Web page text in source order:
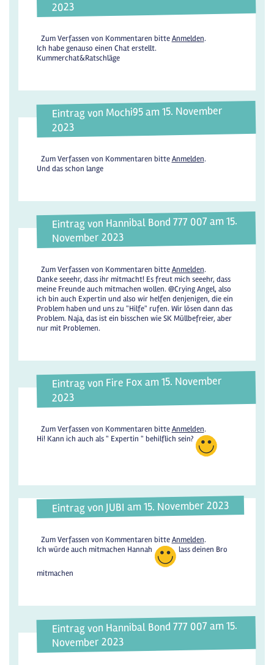
2023
Zum Verfassen von Kommentaren bitteAnmelden.
Ich habe genauso einen Chat erstellt.
Kummerchat&Ratschläge
Eintrag von Mochi95 am 15. November
2023
Zum Verfassen von Kommentaren bitteAnmelden.
Und das schon lange
Eintrag von Hannibal Bond 777 007 am 15.
November 2023
Zum Verfassen von Kommentaren bitteAnmelden.
Danke seeehr, dass ihr mitmacht! Es freut mich seeehr, dass
meine Freunde auch mitmachen wollen. @Crying Angel, also
ich bin auch Expertin und also wir helfen denjenigen, die ein
Problem haben und uns zu "Hilfe" rufen. Wir lösen dann das
Problem. Naja, das ist ein bisschen wie SK Müllbefreier, aber
nur mit Problemen.
Eintrag von Fire Fox am 15. November
2023
Zum Verfassen von Kommentaren bitteAnmelden.
Hi! Kann ich auch als " Expertin " behilflich sein?
Eintrag von JUBI am 15. November 2023
Zum Verfassen von Kommentaren bitteAnmelden.
Ich würde auch mitmachen Hannah
lass deinen Bro
mitmachen
Eintrag von Hannibal Bond 777 007 am 15.
November 2023